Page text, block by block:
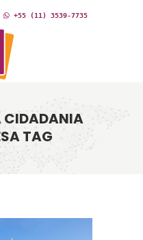
+55 (11) 3539-7735
CIDADANIA
TAG